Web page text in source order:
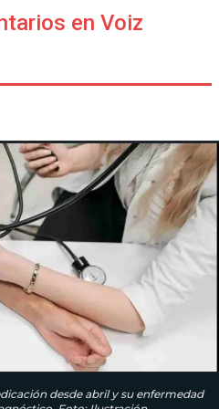
en Voiz
desde abril y su enfermedad